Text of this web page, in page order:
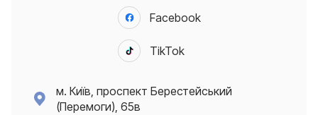
Facebook
TikTok
м. Київ, проспект Берестейський
(Перемоги), 65в